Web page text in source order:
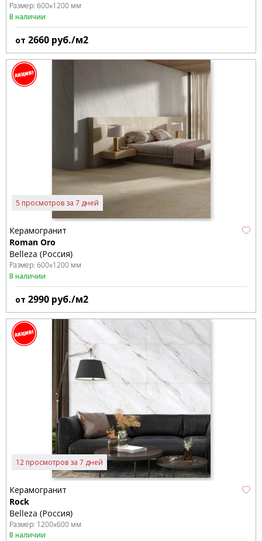
Размер: 600x1200 мм
В наличии
от 2660 руб./м2
5 просмотров за 7 дней
Керамогранит
Roman Oro
Belleza (Россия)
Размер: 600x1200 мм
В наличии
от 2990 руб./м2
12 просмотров за 7 дней
Керамогранит
Rock
Belleza (Россия)
Размер: 1200x600 мм
В наличии